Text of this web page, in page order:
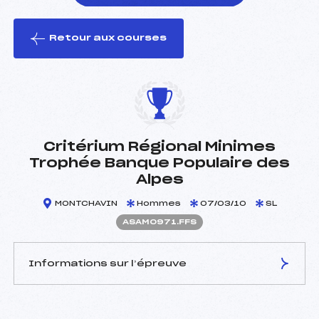
le ski
Retour aux courses
Critérium Régional Minimes
Trophée Banque Populaire des
Alpes
MONTCHAVIN Hommes 07/03/10 SL
ASAM0971.FFS
Informations sur l’épreuve